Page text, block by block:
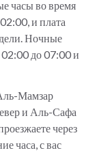
часы во время
и плата
Ночные
02:00 до 07:00 и
Мамзар
и Аль-Сафа
через
часа, с вас